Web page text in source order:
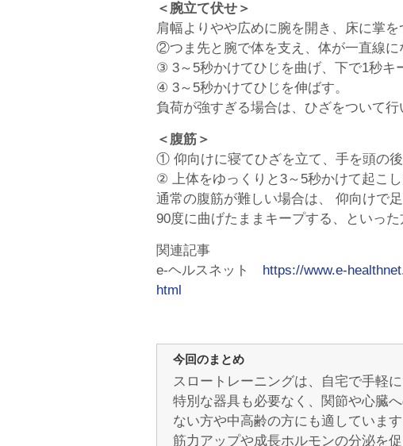
＜腕立て伏せ＞
肩幅よりやや広めに腕を開き、床に掌を
②つま先と腕で体を支え、体が一直線に
③ 3～5秒かけてひじを曲げ、下で1秒キ
④ 3～5秒かけてひじを伸ばす。
負荷が強すぎる場合は、ひざをついて行
＜腹筋＞
① 仰向けに寝てひざを立て、手を頭の後
② 上体をゆっくりと3～5秒かけて起こ
通常の腹筋が難しい場合は、 仰向けで
90度に曲げたままキープする、といっ
関連記事
e-ヘルスネット https://www.e-
html
今回のまとめ
スロートレーニングは、自宅で手軽
特別な器具も必要なく、関節や心臓
ない方や中高齢の方にも適しています
筋力アップや成長ホルモンの分泌を